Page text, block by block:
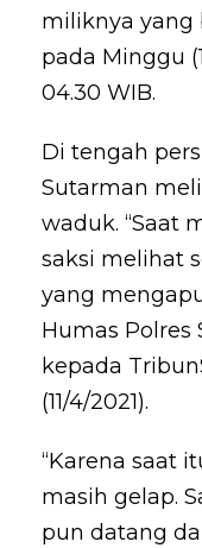
miliknya yang
pada Minggu
04.30 WIB.
Di tengah
Sutarman
waduk. “Saat
saksi melihat
yang
Humas Polres
kepada
(11/4/2021).
“Karena saat
masih gelap.
pun datang